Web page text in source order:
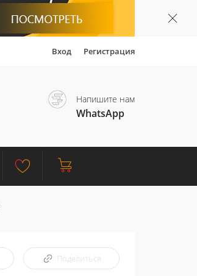
Вход Регистрация
Напишите нам
WhatsApp
Поделиться